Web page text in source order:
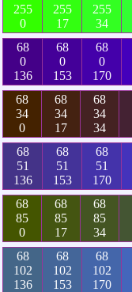
255
0
255
17
255
34
68
0
136
68
0
153
68
0
170
68
34
0
68
34
17
68
34
34
68
51
136
68
51
153
68
51
170
68
85
0
68
85
17
68
85
34
68
102
136
68
102
153
68
102
170